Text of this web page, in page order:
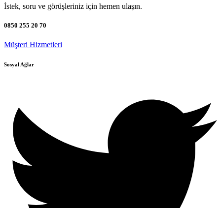
İstek, soru ve görüşleriniz için hemen ulaşın.
0850 255 20 70
Müşteri Hizmetleri
Sosyal Ağlar